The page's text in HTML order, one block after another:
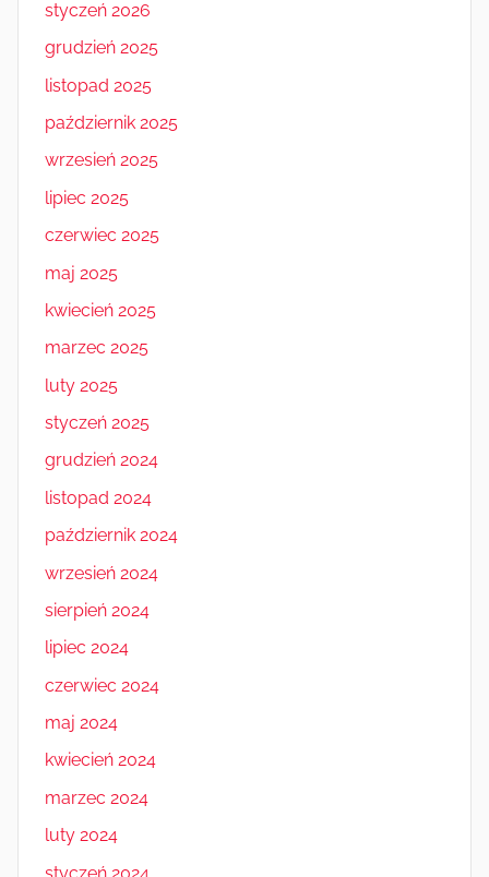
styczeń 2026
grudzień 2025
listopad 2025
październik 2025
wrzesień 2025
lipiec 2025
czerwiec 2025
maj 2025
kwiecień 2025
marzec 2025
luty 2025
styczeń 2025
grudzień 2024
listopad 2024
październik 2024
wrzesień 2024
sierpień 2024
lipiec 2024
czerwiec 2024
maj 2024
kwiecień 2024
marzec 2024
luty 2024
styczeń 2024